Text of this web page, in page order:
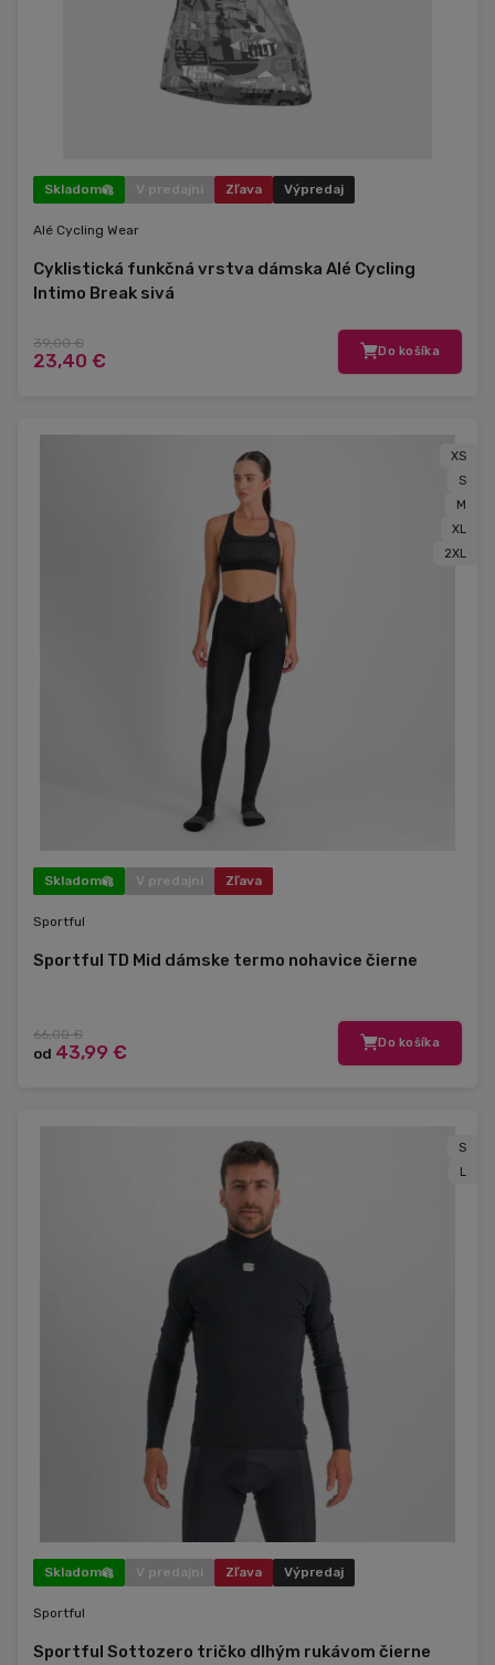
Skladom V predajni Zľava Výpredaj
Alé Cycling Wear
Cyklistická funkčná vrstva dámska Alé Cycling
Intimo Break sivá
39,00 €
23,40 € Do košíka
XS
S
M
XL
2XL
Skladom V predajni Zľava
Sportful
Sportful TD Mid dámske termo nohavice čierne
66,00 €
od 43,99 € Do košíka
S
L
Skladom V predajni Zľava Výpredaj
Sportful
Sportful Sottozero tričko dlhým rukávom čierne